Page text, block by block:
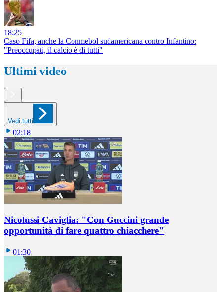
18:25
Caso Fifa, anche la Conmebol sudamericana contro Infantino:
"Preoccupati, il calcio è di tutti"
Ultimi video
Vedi tutti
02:18
Nicolussi Caviglia: "Con Guccini grande
opportunità di fare quattro chiacchere"
01:30